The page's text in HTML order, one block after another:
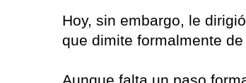
Hoy, sin embargo, le
que dimite formalmente